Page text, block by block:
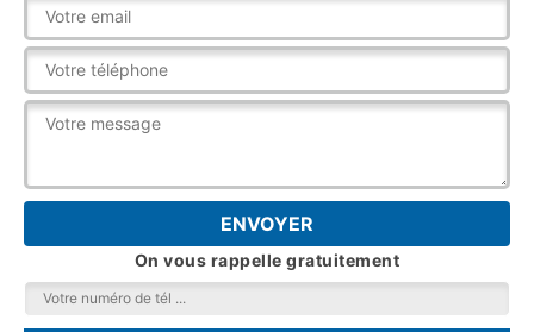
On vous rappelle gratuitement